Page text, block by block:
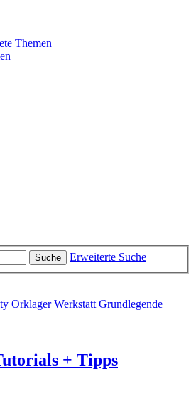
Themen
Suche Erweiterte Suche
Orklager Werkstatt Grundlegende
+ Tipps